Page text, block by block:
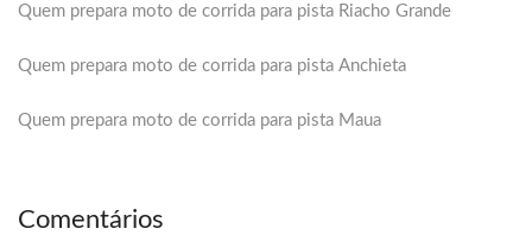
Quem prepara moto de corrida para pista Riacho Grande
Quem prepara moto de corrida para pista Anchieta
Quem prepara moto de corrida para pista Maua
Comentários